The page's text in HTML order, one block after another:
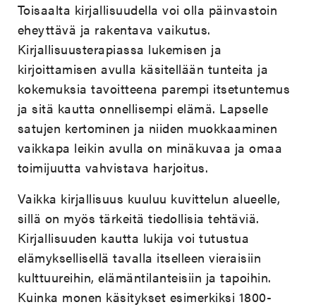
Toisaalta kirjallisuudella voi olla päinvastoin
eheyttävä ja rakentava vaikutus.
Kirjallisuusterapiassa lukemisen ja
kirjoittamisen avulla käsitellään tunteita ja
kokemuksia tavoitteena parempi itsetuntemus
ja sitä kautta onnellisempi elämä. Lapselle
satujen kertominen ja niiden muokkaaminen
vaikkapa leikin avulla on minäkuvaa ja omaa
toimijuutta vahvistava harjoitus.
Vaikka kirjallisuus kuuluu kuvittelun alueelle,
sillä on myös tärkeitä tiedollisia tehtäviä.
Kirjallisuuden kautta lukija voi tutustua
elämyksellisellä tavalla itselleen vieraisiin
kulttuureihin, elämäntilanteisiin ja tapoihin.
Kuinka monen käsitykset esimerkiksi 1800-